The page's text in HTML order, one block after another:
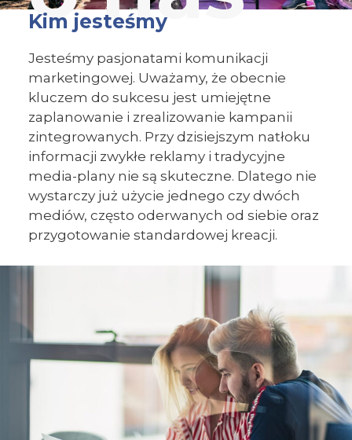
Kim jesteśmy
Jesteśmy pasjonatami komunikacji
marketingowej. Uważamy, że obecnie
kluczem do sukcesu jest umiejętne
zaplanowanie i zrealizowanie kampanii
zintegrowanych. Przy dzisiejszym natłoku
informacji zwykłe reklamy i tradycyjne
media-plany nie są skuteczne. Dlatego nie
wystarczy już użycie jednego czy dwóch
mediów, często oderwanych od siebie oraz
przygotowanie standardowej kreacji.